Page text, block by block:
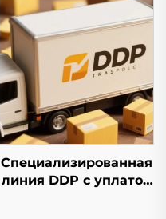
Специализированная
линия DDP с уплатой